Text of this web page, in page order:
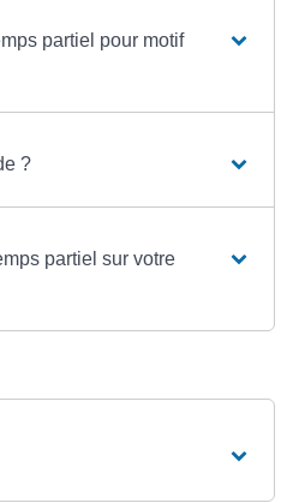
partiel pour motif
?
partiel sur votre